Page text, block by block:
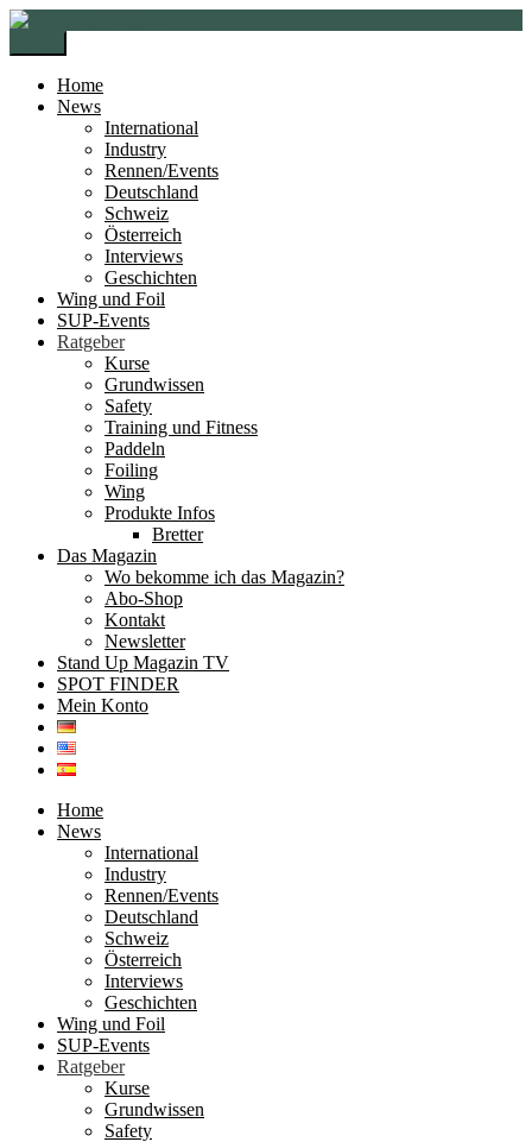
Zur
Navigation
springen
Zum
springen
Home
News
International
Industry
Rennen/Events
Deutschland
Schweiz
Österreich
Interviews
Geschichten
Wing und Foil
SUP-Events
Ratgeber
Kurse
Grundwissen
Safety
Training und Fitness
Paddeln
Foiling
Wing
Produkte Infos
Bretter
Das Magazin
Wo bekomme ich das Magazin?
Abo-Shop
Kontakt
Newsletter
Stand Up Magazin TV
SPOT FINDER
Mein Konto
Home
News
International
Industry
Rennen/Events
Deutschland
Schweiz
Österreich
Interviews
Geschichten
Wing und Foil
SUP-Events
Ratgeber
Kurse
Grundwissen
Safety